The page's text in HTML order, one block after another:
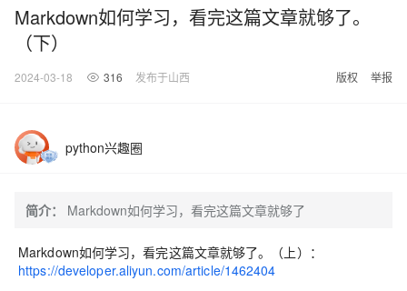
Markdown如何学习，看完这篇文章就够了。
（下）
2024-03-18 316 发布于山西 版权 举报
python兴趣圈
简介： Markdown如何学习，看完这篇文章就够了
Markdown如何学习，看完这篇文章就够了。（上）：
https://developer.aliyun.com/article/1462404